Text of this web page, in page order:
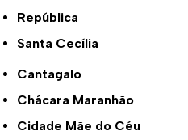
República
Santa Cecília
Cantagalo
Chácara Maranhão
Cidade Mãe do Céu